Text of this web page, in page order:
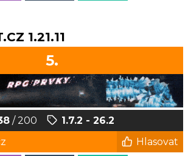
1.21.11
5.
/ 200
1.7.2 - 26.2
Hlasovat